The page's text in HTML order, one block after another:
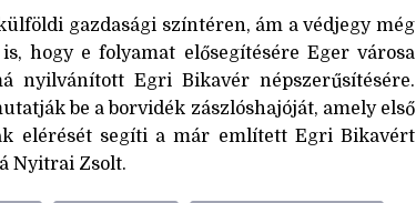
gazdasági színtéren, ám a védjegy még
hogy e folyamat elősegítésére Eger városa
nyilvánított Egri Bikavér népszerűsítésére.
be a borvidék zászlóshajóját, amely első
elérését segíti a már említett Egri Bikavért
Nyitrai Zsolt.